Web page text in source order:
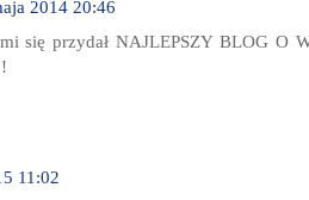
2014 20:46
się przydał NAJLEPSZY BLOG
11:02